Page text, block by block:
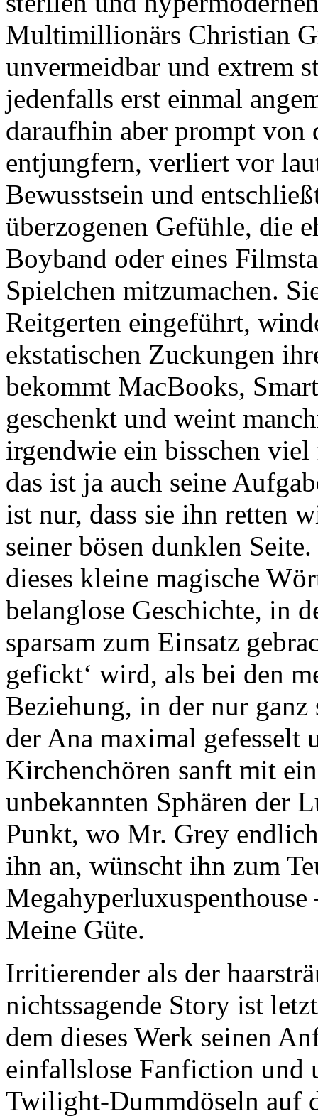
Multimillionärs Christian
unvermeidbar und extrem
jedenfalls erst einmal
daraufhin aber prompt von
entjungfern, verliert vor
Bewusstsein und
überzogenen Gefühle, die
Boyband oder eines
Spielchen mitzumachen.
Reitgerten eingeführt,
ekstatischen Zuckungen
bekommt MacBooks,
geschenkt und weint
irgendwie ein bisschen
das ist ja auch seine
ist nur, dass sie ihn retten
seiner bösen dunklen
dieses kleine magische
belanglose Geschichte, in
sparsam zum Einsatz
gefickt‘ wird, als bei den
Beziehung, in der nur
der Ana maximal gefesselt
Kirchenchören sanft mit
unbekannten Sphären der
Punkt, wo Mr. Grey
ihn an, wünscht ihn zum
Meine Güte.
Irritierender als der
nichtssagende Story ist
dem dieses Werk seinen
einfallslose Fanfiction und
Twilight-Dummdöseln auf